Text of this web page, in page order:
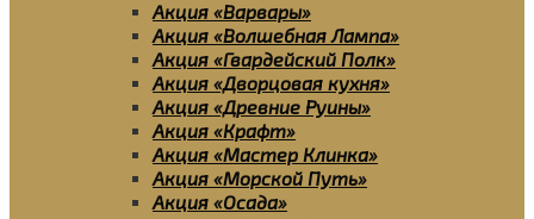
Акция «Варвары»
Акция «Волшебная Лампа»
Акция «Гвардейский Полк»
Акция «Дворцовая кухня»
Акция «Древние Руины»
Акция «Крафт»
Акция «Мастер Клинка»
Акция «Морской Путь»
Акция «Осада»